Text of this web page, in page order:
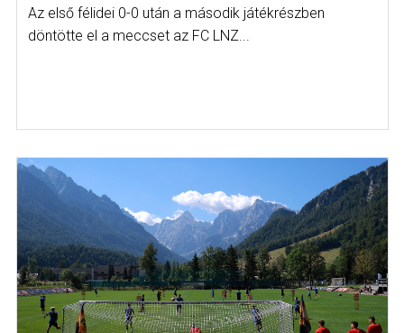
Az első félidei 0-0 után a második játékrészben
döntötte el a meccset az FC LNZ...